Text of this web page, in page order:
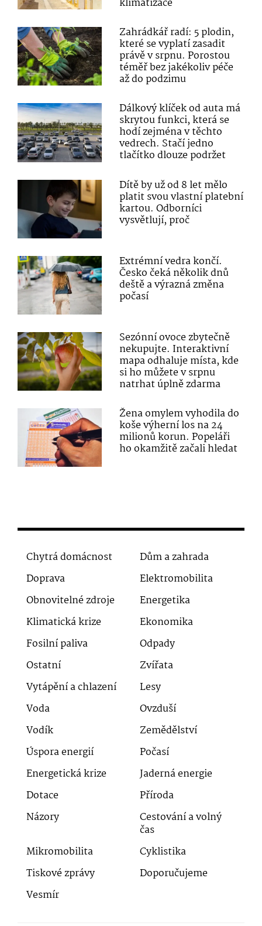
klimatizace
Zahrádkář radí: 5 plodin,
které se vyplatí zasadit
právě v srpnu. Porostou
téměř bez jakékoliv péče
až do podzimu
Dálkový klíček od auta má
skrytou funkci, která se
hodí zejména v těchto
vedrech. Stačí jedno
tlačítko dlouze podržet
Dítě by už od 8 let mělo
platit svou vlastní platební
kartou. Odborníci
vysvětlují, proč
Extrémní vedra končí.
Česko čeká několik dnů
deště a výrazná změna
počasí
Sezónní ovoce zbytečně
nekupujte. Interaktivní
mapa odhaluje místa, kde
si ho můžete v srpnu
natrhat úplně zdarma
Žena omylem vyhodila do
koše výherní los na 24
milionů korun. Popeláři
ho okamžitě začali hledat
Chytrá domácnost
Dům a zahrada
Doprava
Elektromobilita
Obnovitelné zdroje
Energetika
Klimatická krize
Ekonomika
Fosilní paliva
Odpady
Ostatní
Zvířata
Vytápění a chlazení
Lesy
Voda
Ovzduší
Vodík
Zemědělství
Úspora energií
Počasí
Energetická krize
Jaderná energie
Dotace
Příroda
Názory
Cestování a volný
čas
Mikromobilita
Cyklistika
Tiskové zprávy
Doporučujeme
Vesmír